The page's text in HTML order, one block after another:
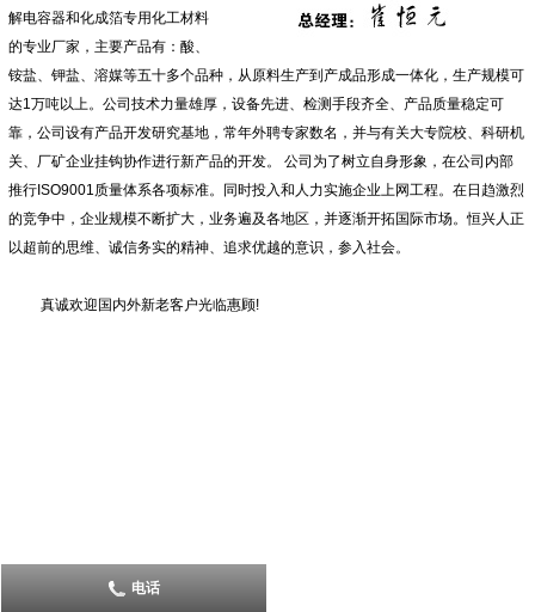
解电容器和化成箔专用化工材料
的专业厂家，主要产品有：酸、
铵盐、钾盐、溶媒等五十多个品种，从原料生产到产成品形成一体化，生产规模可
达1万吨以上。公司技术力量雄厚，设备先进、检测手段齐全、产品质量稳定可
靠，公司设有产品开发研究基地，常年外聘专家数名，并与有关大专院校、科研机
关、厂矿企业挂钩协作进行新产品的开发。 公司为了树立自身形象，在公司内部
推行ISO9001质量体系各项标准。同时投入和人力实施企业上网工程。在日趋激烈
的竞争中，企业规模不断扩大，业务遍及各地区，并逐渐开拓国际市场。恒兴人正
以超前的思维、诚信务实的精神、追求优越的意识，参入社会。
真诚欢迎国内外新老客户光临惠顾!
电话